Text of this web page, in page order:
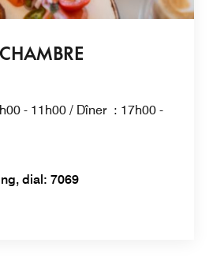
- 11h00 / Dîner : 17h00 -
dial: 7069